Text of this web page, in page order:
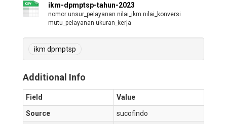
ikm-dpmptsp-tahun-2023
nomor unsur_pelayanan nilai_ikm nilai_konversi
mutu_pelayanan ukuran_kerja
ikm dpmptsp
Additional Info
Field
Value
Source
sucofindo